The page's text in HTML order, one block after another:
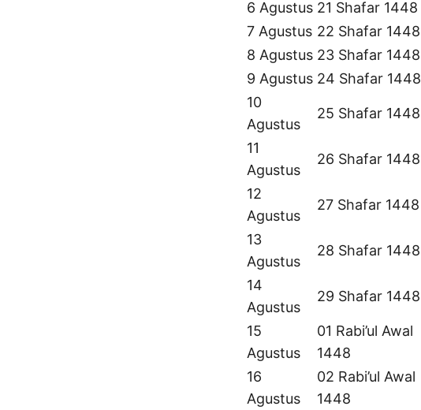
6 Agustus 21 Shafar 1448
7 Agustus 22 Shafar 1448
8 Agustus 23 Shafar 1448
9 Agustus 24 Shafar 1448
10
Agustus
25 Shafar 1448
11
Agustus
26 Shafar 1448
12
Agustus
27 Shafar 1448
13
Agustus
28 Shafar 1448
14
Agustus
29 Shafar 1448
15
Agustus
01 Rabi’ul Awal
1448
16
Agustus
02 Rabi’ul Awal
1448